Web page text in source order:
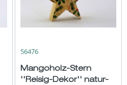
56476
Mangoholz-Stern
''Reisig-Dekor'' natur-